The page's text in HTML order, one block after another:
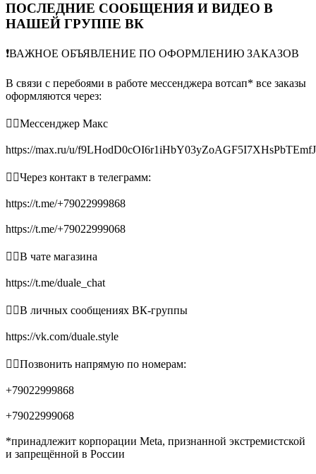
ПОСЛЕДНИЕ СООБЩЕНИЯ И ВИДЕО В
НАШЕЙ ГРУППЕ ВК
❗️ВАЖНОЕ ОБЪЯВЛЕНИЕ ПО ОФОРМЛЕНИЮ ЗАКАЗОВ
В связи с перебоями в работе мессенджера вотсап* все заказы
оформляются через:
👉🏻Мессенджер Макс
https://max.ru/u/
👉🏻Через контакт в телеграмм:
https://t.me/+79022999868
https://t.me/+79022999068
👉🏻В чате магазина
https://t.me/duale_chat
👉🏻В личных сообщениях ВК-группы
https://vk.com/duale.style
👉🏻Позвонить напрямую по номерам:
+79022999868
+79022999068
*принадлежит корпорации Meta, признанной экстремистской
и запрещённой в России